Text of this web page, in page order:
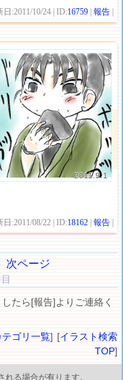
日:2011/10/24 | ID:16759 |報告
2011.9.1
日:2011/08/22 | ID:18162 |報告 |
次ページ
たら[報告]よりご連絡く
テゴリ一覧] [イラスト検索
TOP]
る場合が有ります。